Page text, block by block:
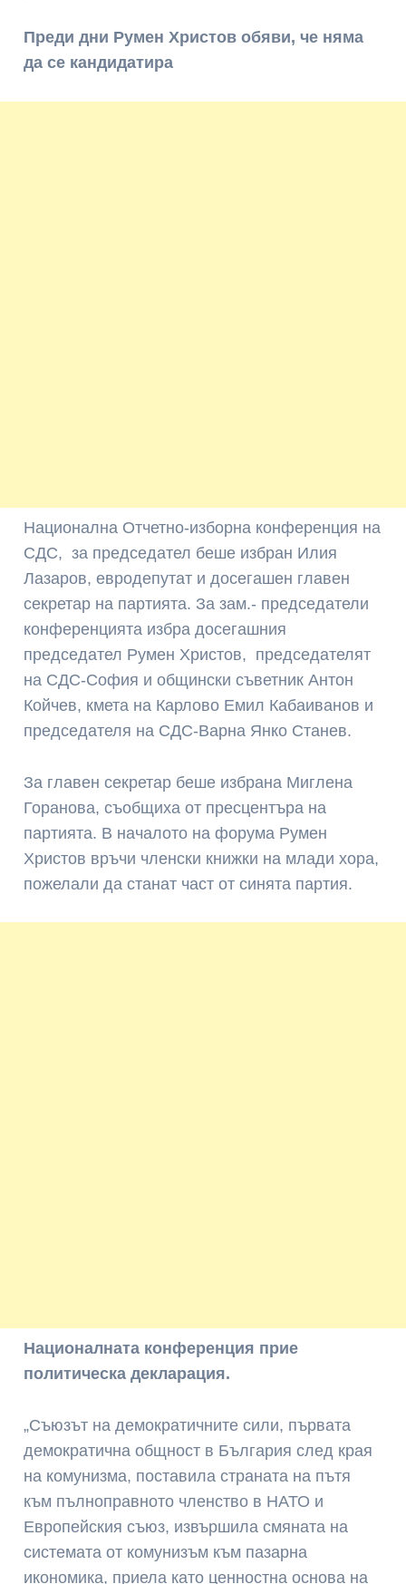
Преди дни Румен Христов обяви, че няма
да се кандидатира
Национална Отчетно-изборна конференция на
СДС, за председател беше избран Илия
Лазаров, евродепутат и досегашен главен
секретар на партията. За зам.- председатели
конференцията избра досегашния
председател Румен Христов, председателят
на СДС-София и общински съветник Антон
Койчев, кмета на Карлово Емил Кабаиванов и
председателя на СДС-Варна Янко Станев.
За главен секретар беше избрана Миглена
Горанова, съобщиха от пресцентъра на
партията. В началото на форума Румен
Христов връчи членски книжки на млади хора,
пожелали да станат част от синята партия.
Националната конференция прие
политическа декларация.
„Съюзът на демократичните сили, първата
демократична общност в България след края
на комунизма, поставила страната на пътя
към пълноправното членство в НАТО и
Европейския съюз, извършила смяната на
системата от комунизъм към пазарна
икономика, приела като ценностна основа на